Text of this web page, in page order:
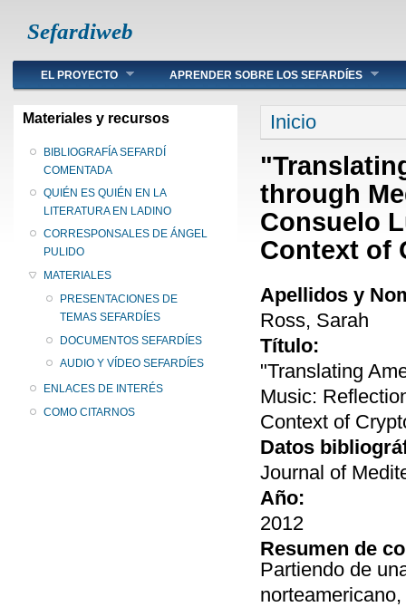
Sefardiweb
Main menu
EL PROYECTO APRENDER SOBRE LOS SEFARDÍES
Materiales y recursos
BIBLIOGRAFÍA SEFARDÍ
COMENTADA
QUIÉN ES QUIÉN EN LA
LITERATURA EN LADINO
CORRESPONSALES DE ÁNGEL
PULIDO
MATERIALES
PRESENTACIONES DE
TEMAS SEFARDÍES
DOCUMENTOS SEFARDÍES
AUDIO Y VÍDEO SEFARDÍES
ENLACES DE INTERÉS
COMO CITARNOS
Se encuentra
Inicio
through
Consuelo
Context of
Apellidos y
Ross, Sarah
Título:
"Translating
Music:
Context of
Datos
Journal of
Año:
2012
Resumen de
Partiendo de